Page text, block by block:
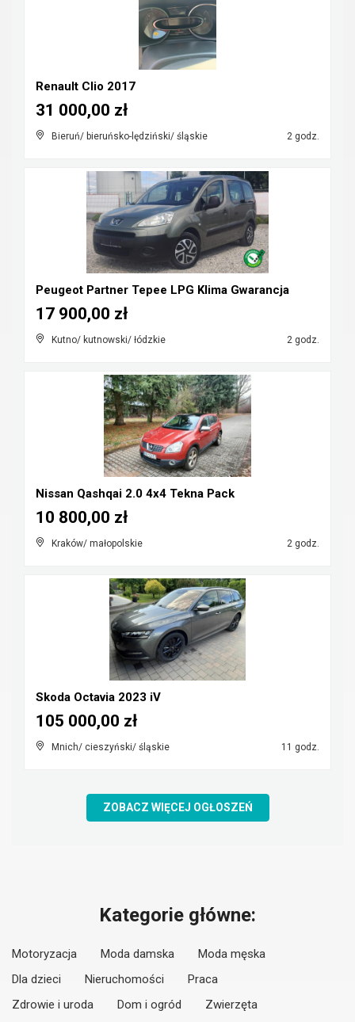
Renault Clio 2017
Bieruń/ bieruńsko-lędziński/ śląskie 2 godz.
31 000,00 zł
Peugeot Partner Tepee LPG Klima Gwarancja
Kutno/ kutnowski/ łódzkie 2 godz.
17 900,00 zł
Nissan Qashqai 2.0 4x4 Tekna Pack
Kraków/ małopolskie 2 godz.
10 800,00 zł
Skoda Octavia 2023 iV
Mnich/ cieszyński/ śląskie 11 godz.
105 000,00 zł
ZOBACZ WIĘCEJ OGŁOSZEŃ
Kategorie główne:
Motoryzacja Moda damska
Moda męska
Dla dzieci
Nieruchomości
Praca
Zdrowie i uroda
Dom i ogród Zwierzęta